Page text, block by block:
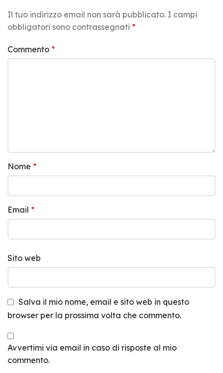
Il tuo indirizzo email non sarà pubblicato. I campi
obbligatori sono contrassegnati *
Commento *
Nome *
Email *
Sito web
Salva il mio nome, email e sito web in questo
browser per la prossima volta che commento.
Avvertimi via email in caso di risposte al mio
commento.